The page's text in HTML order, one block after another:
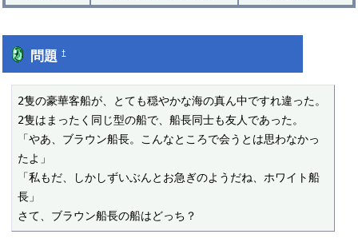
問題†
2隻の豪華客船が、とても穏やかな海の真ん中ですれ違った。
2隻はまったく同じ型の船で、船長同士も友人であった。
「やあ、ブラウン船長。こんなところで会うとは思わなかっ
たよ」
「私もだ、しかしずいぶんとお急ぎのようだね、ホワイト船
長」
さて、ブラウン船長の船はどっち？